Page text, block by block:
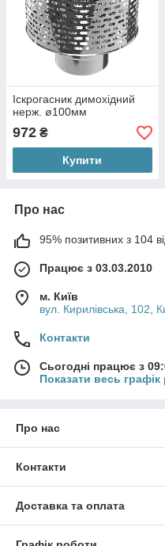
Іскрогасник димохідний
нерж. ø100мм
972 ₴
Купити
Про нас
95% позитивних з 104
Працює з 03.03.2010
м. Київ
вул. Кирилівська, 102,
Контакти
Сьогодні працює з
Показати весь графік
Про нас
Контакти
Доставка та оплата